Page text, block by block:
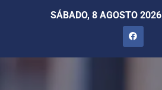
SÁBADO, 8 AGOSTO 2026